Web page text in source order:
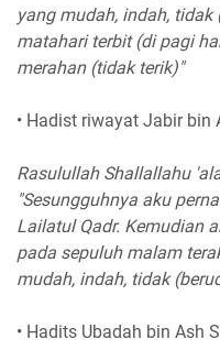
yang mudah, indah,
matahari terbit (di pagi
merahan (tidak terik)"
• Hadist riwayat Jabir bin
Rasulullah Shallallahu
"Sesungguhnya aku
Lailatul Qadr. Kemudian
pada sepuluh malam
mudah, indah, tidak
• Hadits Ubadah bin Ash